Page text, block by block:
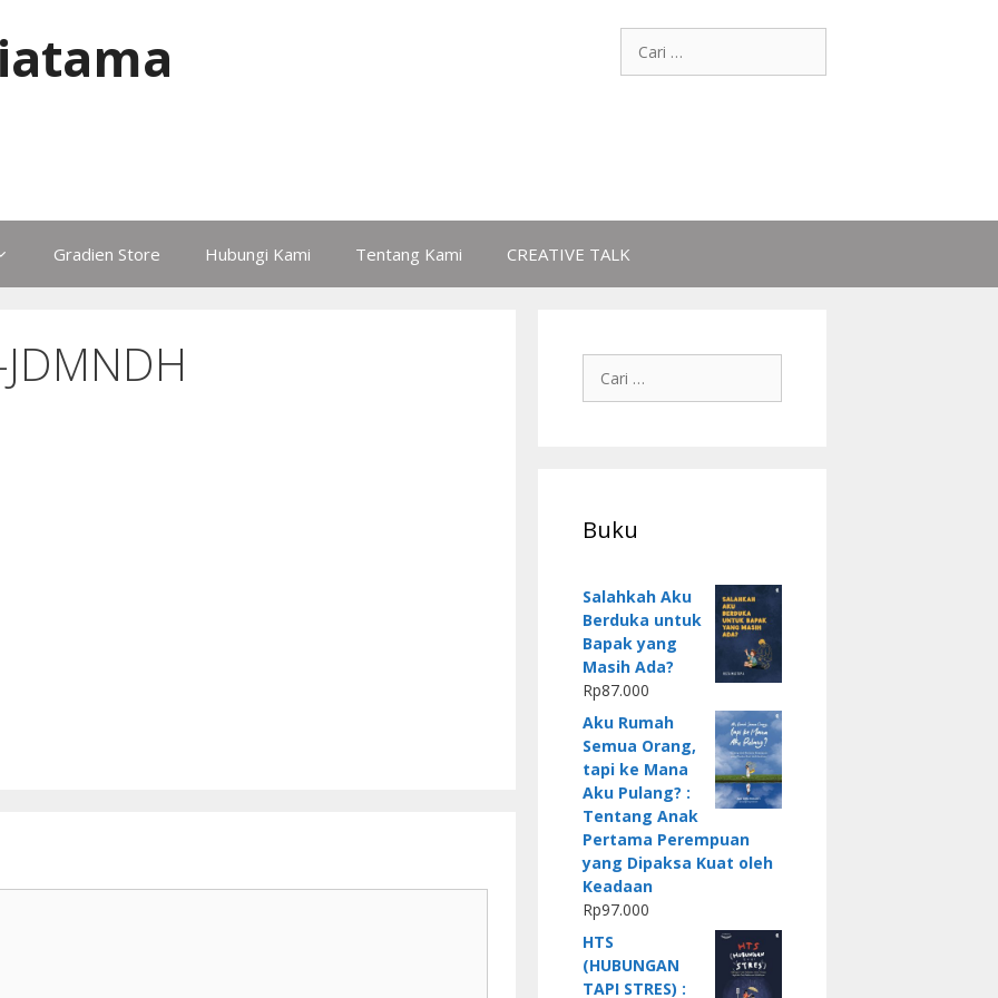
Gradien Store Hubungi Kami Tentang Kami CREATIVE TALK
Buku
Salahkah Aku
Berduka untuk
Bapak yang
Masih Ada?
Rp87.000
Aku Rumah
Semua Orang,
tapi ke Mana
Aku Pulang? :
Tentang Anak
Pertama Perempuan
yang Dipaksa Kuat oleh
Keadaan
Rp97.000
HTS
(HUBUNGAN
TAPI STRES) :